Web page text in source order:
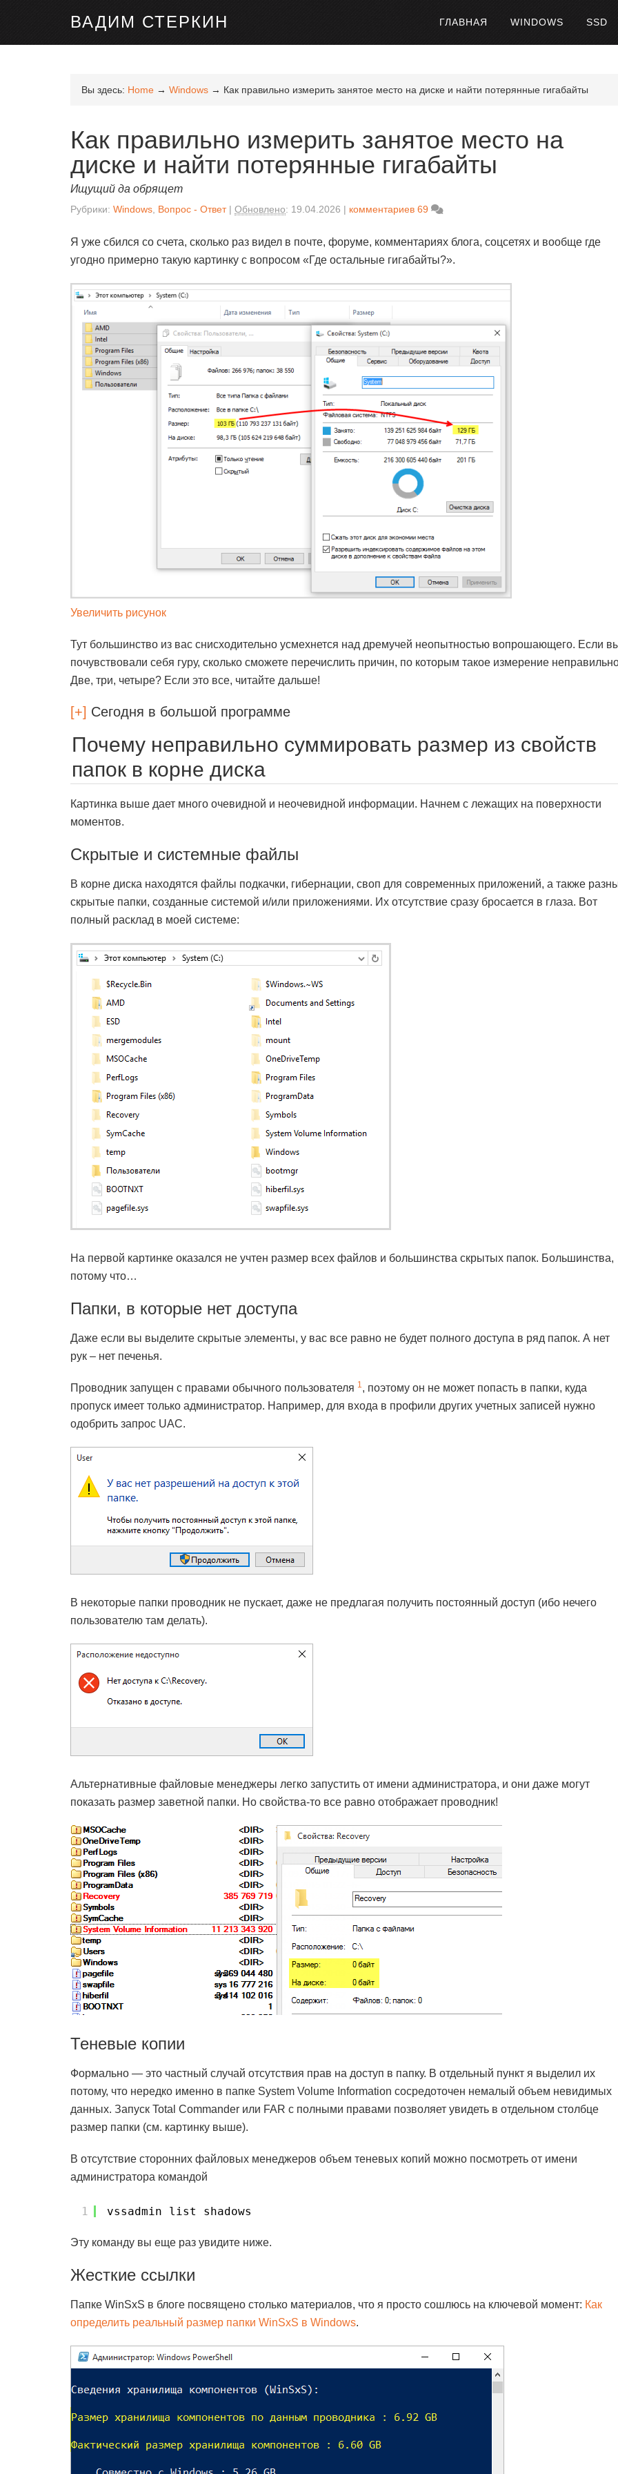
ВАДИМ СТЕРКИН ГЛАВНАЯ WINDOWS SSD
Вы здесь: Home → Windows → Как правильно измерить занятое место на диске и найти потерянные гигабайты
Как правильно измерить занятое место на
диске и найти потерянные гигабайты
Ищущий да обрящет
Рубрики: Windows Вопрос - Ответ Обновлено: 19.04.2026 комментариев 69
Я уже сбился со счета, сколько раз видел в почте, форуме, комментариях блога, соцсетях и вообще где
угодно примерно такую картинку с вопросом «Где остальные гигабайты?».
Увеличить рисунок
Тут большинство из вас снисходительно усмехнется над дремучей неопытностью вопрошающего. Если
почувствовали себя гуру, сколько сможете перечислить причин, по которым такое измерение
Две, три, четыре? Если это все, читайте дальше!
[+] Сегодня в большой программе
Почему неправильно суммировать размер из свойств
папок в корне диска
Картинка выше дает много очевидной и неочевидной информации. Начнем с лежащих на поверхности
моментов.
Скрытые и системные файлы
В корне диска находятся файлы подкачки, гибернации, своп для современных приложений, а также
скрытые папки, созданные системой и/или приложениями. Их отсутствие сразу бросается в глаза. Вот
полный расклад в моей системе:
На первой картинке оказался не учтен размер всех файлов и большинства скрытых папок. Большинства,
потому что…
Папки, в которые нет доступа
Даже если вы выделите скрытые элементы, у вас все равно не будет полного доступа в ряд папок. А нет
рук – нет печенья.
Проводник запущен с правами обычного пользователя 1, поэтому он не может попасть в папки, куда
пропуск имеет только администратор. Например, для входа в профили других учетных записей нужно
одобрить запрос UAC.
В некоторые папки проводник не пускает, даже не предлагая получить постоянный доступ (ибо нечего
пользователю там делать).
Альтернативные файловые менеджеры легко запустить от имени администратора, и они даже могут
показать размер заветной папки. Но свойства-то все равно отображает проводник!
Теневые копии
Формально — это частный случай отсутствия прав на доступ в папку. В отдельный пункт я выделил их
потому, что нередко именно в папке System Volume Information сосредоточен немалый объем невидимых
данных. Запуск Total Commander или FAR с полными правами позволяет увидеть в отдельном столбце
размер папки (см. картинку выше).
В отсутствие сторонних файловых менеджеров объем теневых копий можно посмотреть от имени
администратора командой
1 vssadmin list shadows
Эту команду вы еще раз увидите ниже.
Жесткие ссылки
Папке WinSxS в блоге посвящено столько материалов, что я просто сошлюсь на ключевой момент: Как
определить реальный размер папки WinSxS в Windows.